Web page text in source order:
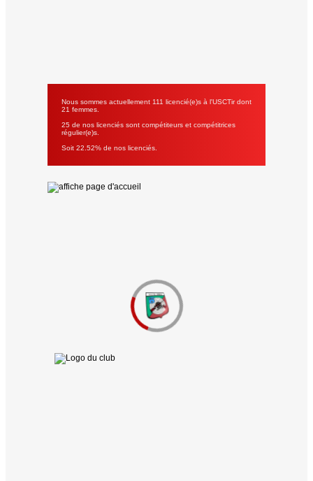
Nous sommes actuellement 111 licencié(e)s à l'USCTir dont
21 femmes.
25 de nos licenciés sont compétiteurs et compétitrices
régulier(e)s.
Soit 22.52% de nos licenciés.